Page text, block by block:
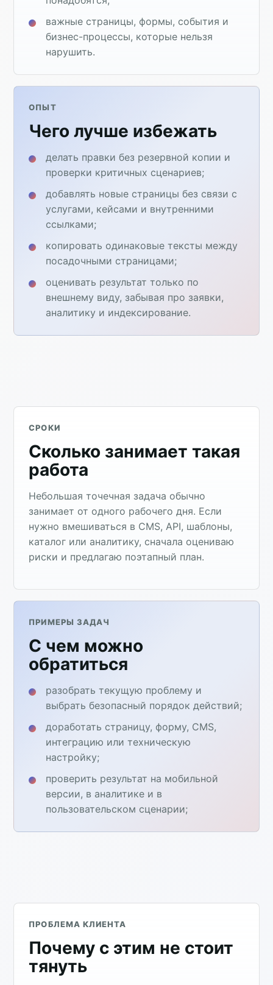
важные страницы, формы, события и
бизнес-процессы, которые нельзя
нарушить.
ОПЫТ
Чего лучше избежать
делать правки без резервной копии и
проверки критичных сценариев;
добавлять новые страницы без связи с
услугами, кейсами и внутренними
ссылками;
копировать одинаковые тексты между
посадочными страницами;
оценивать результат только по
внешнему виду, забывая про заявки,
аналитику и индексирование.
СРОКИ
Сколько занимает такая
работа
Небольшая точечная задача обычно
занимает от одного рабочего дня. Если
нужно вмешиваться в CMS, API, шаблоны,
каталог или аналитику, сначала оцениваю
риски и предлагаю поэтапный план.
ПРИМЕРЫ ЗАДАЧ
С чем можно
обратиться
разобрать текущую проблему и
выбрать безопасный порядок действий;
доработать страницу, форму, CMS,
интеграцию или техническую
настройку;
проверить результат на мобильной
версии, в аналитике и в
пользовательском сценарии;
ПРОБЛЕМА КЛИЕНТА
Почему с этим не стоит
тянуть